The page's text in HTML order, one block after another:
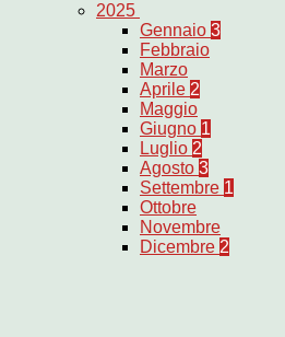
2025
Gennaio 3
Febbraio
Marzo
Aprile 2
Maggio
Giugno 1
Luglio 2
Agosto 3
Settembre 1
Ottobre
Novembre
Dicembre 2